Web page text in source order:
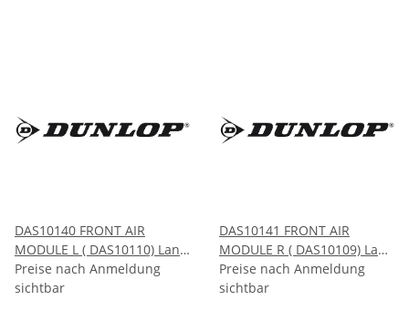
DAS10140 FRONT AIR
MODULE L ( DAS10110) Land
Rover RANGE ROVER L322
(04485A) 2005-2012
Preise nach Anmeldung
sichtbar
DAS10141 FRONT AIR
MODULE R ( DAS10109) Land
Rover RANGE ROVER L322
(04486A) 2005-2012
Preise nach Anmeldung
sichtbar